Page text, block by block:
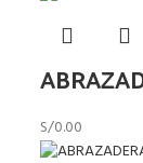
S/0.00